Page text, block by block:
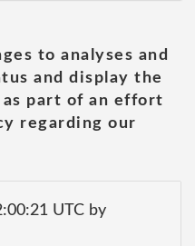
to analyses and
and display the
part of an effort
regarding our
UTC by